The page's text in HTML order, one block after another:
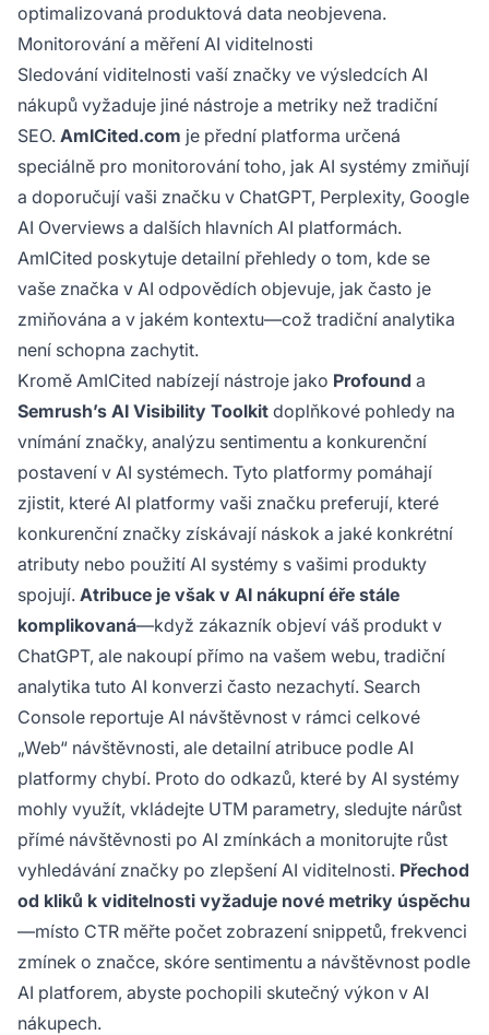
optimalizovaná produktová data neobjevena.
Monitorování a měření AI viditelnosti
Sledování viditelnosti vaší značky ve výsledcích AI
nákupů vyžaduje jiné nástroje a metriky než tradiční
SEO. AmICited.com je přední platforma určená
speciálně pro monitorování toho, jak AI systémy zmiňují
a doporučují vaši značku v ChatGPT, Perplexity, Google
AI Overviews a dalších hlavních AI platformách.
AmICited poskytuje detailní přehledy o tom, kde se
vaše značka v AI odpovědích objevuje, jak často je
zmiňována a v jakém kontextu—což tradiční analytika
není schopna zachytit.
Kromě AmICited nabízejí nástroje jako Profound a
Semrush’s AI Visibility Toolkit doplňkové pohledy na
vnímání značky, analýzu sentimentu a konkurenční
postavení v AI systémech. Tyto platformy pomáhají
zjistit, které AI platformy vaši značku preferují, které
konkurenční značky získávají náskok a jaké konkrétní
atributy nebo použití AI systémy s vašimi produkty
spojují. Atribuce je však v AI nákupní éře stále
komplikovaná—když zákazník objeví váš produkt v
ChatGPT, ale nakoupí přímo na vašem webu, tradiční
analytika tuto AI konverzi často nezachytí. Search
Console reportuje AI návštěvnost v rámci celkové
„Web“ návštěvnosti, ale detailní atribuce podle AI
platformy chybí. Proto do odkazů, které by AI systémy
mohly využít, vkládejte UTM parametry, sledujte nárůst
přímé návštěvnosti po AI zmínkách a monitorujte růst
vyhledávání značky po zlepšení AI viditelnosti. Přechod
od kliků k viditelnosti vyžaduje nové metriky úspěchu
—místo CTR měřte počet zobrazení snippetů, frekvenci
zmínek o značce, skóre sentimentu a návštěvnost podle
AI platforem, abyste pochopili skutečný výkon v AI
nákupech.